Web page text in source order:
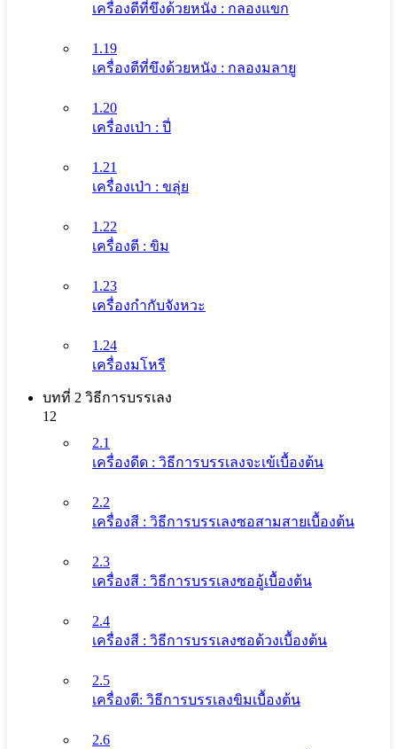
เครื่องตีที่ขึงด้วยหนัง : กลองแขก
1.19
เครื่องตีที่ขึงด้วยหนัง : กลองมลายู
1.20
เครื่องเป่า : ปี่
1.21
เครื่องเป่า : ขลุ่ย
1.22
เครื่องตี : ขิม
1.23
เครื่องกำกับจังหวะ
1.24
เครื่องมโหรี
บทที่ 2 วิธีการบรรเลง
12
2.1
เครื่องดีด : วิธีการบรรเลงจะเข้เบื้องต้น
2.2
เครื่องสี : วิธีการบรรเลงซอสามสายเบื้องต้น
2.3
เครื่องสี : วิธีการบรรเลงซออู้เบื้องต้น
2.4
เครื่องสี : วิธีการบรรเลงซอด้วงเบื้องต้น
2.5
เครื่องตี: วิธีการบรรเลงขิมเบื้องต้น
2.6